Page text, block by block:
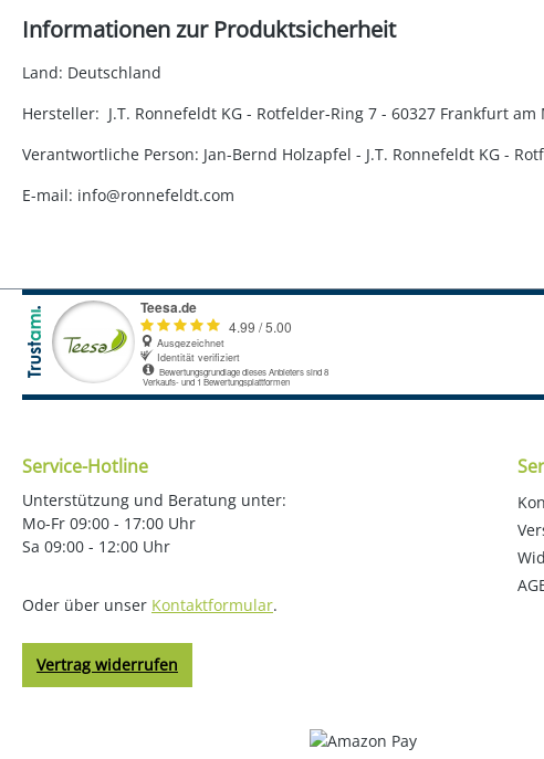
Informationen zur Produktsicherheit
Land: Deutschland
Hersteller: J.T. Ronnefeldt KG - Rotfelder-Ring 7 - 60327 Frankfurt
Verantwortliche Person: Jan-Bernd Holzapfel - J.T. Ronnefeldt KG -
E-mail: info@ronnefeldt.com
Service-Hotline
Unterstützung und Beratung unter:
Mo-Fr 09:00 - 17:00 Uhr
Sa 09:00 - 12:00 Uhr
Oder über unser Kontaktformular.
Vertrag widerrufen